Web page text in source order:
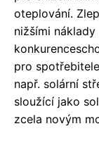
oteplování.
nižšími
pro
např. solární
sloužící jako
zcela novým